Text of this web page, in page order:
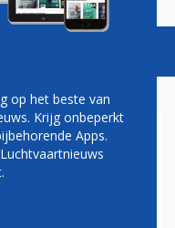
KLM
op het beste van
Krijg onbeperkt
Apps.